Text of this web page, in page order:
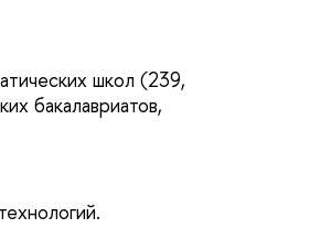
школ (239,
бакалавриатов,